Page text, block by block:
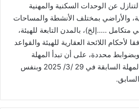
عن الوحدات السكنية والمهنية
والأراضي بمختلف الأنشطة والمساحات
…..إلخ)، بالمدن التابعة للهيئة،
اللائحة العقارية للهيئة والقواعد
محددة، على أن تبدأ المهلة
الجديدة من تاريخ انتهاء المهلة السابقة في 29 /3/ 2025 وبنفس